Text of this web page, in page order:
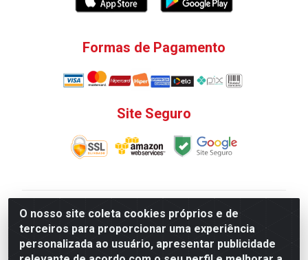
O nosso site coleta cookies próprios e de
terceiros para proporcionar uma experiência
personalizada ao usuário, apresentar publicidade
Formas de Pagamento
Site Seguro
V. C. Ferragens LTDA - Rua do Matoso, 132 - Praça da
Bandeira, Rio de Janeiro/ RJ - CEP 20.270-135 - CNPJ
12.324.723/0001-25
Todas as regras de promoções, descontos, preços e